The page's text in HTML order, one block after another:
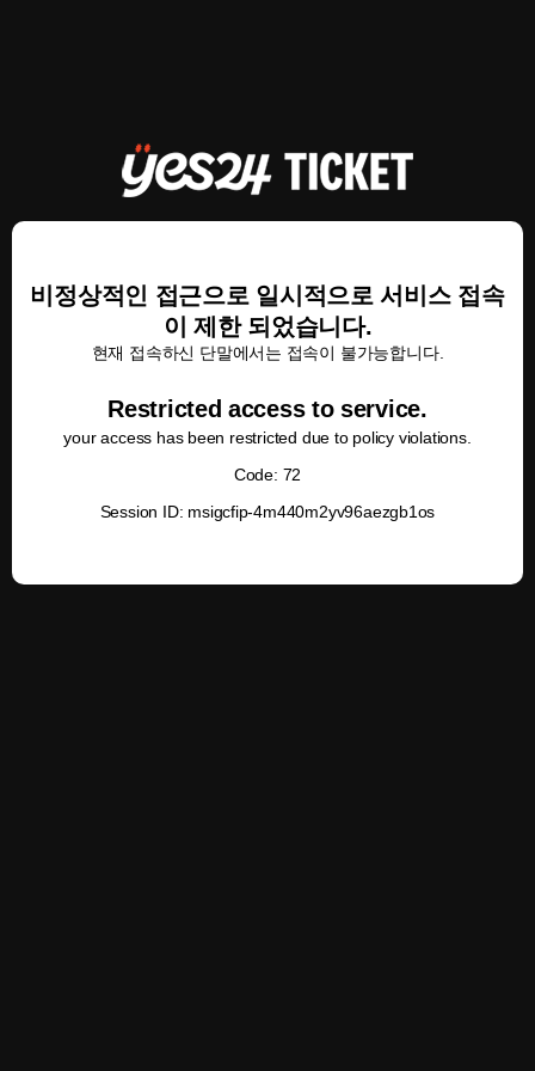
비정상적인 접근으로 일시적으로 서비스 접속
이 제한 되었습니다.
현재 접속하신 단말에서는 접속이 불가능합니다.
Restricted access to service.
your access has been restricted due to policy violations.
Code: 72
Session ID: msigcfip-4m440m2yv96aezgb1os